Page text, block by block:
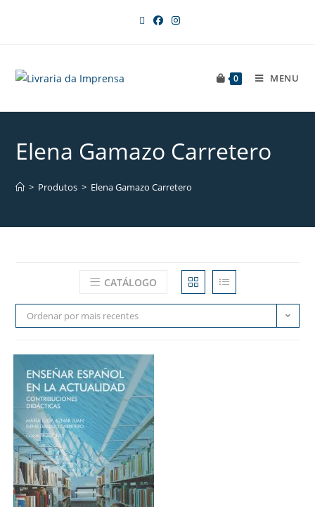
0 MENU
Elena Gamazo Carretero
> Produtos > Elena Gamazo Carretero
CATÁLOGO
Ordenar por mais recentes